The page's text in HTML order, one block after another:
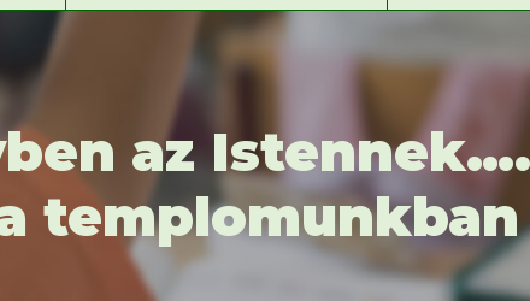
az
templomunkban